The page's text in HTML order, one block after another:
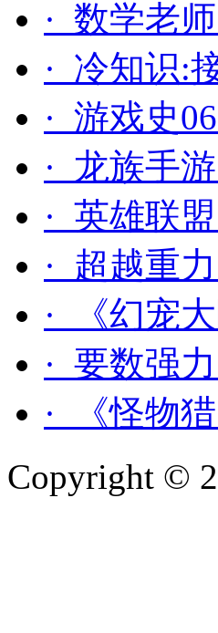
· 数学老
· 冷知识:
· 游戏史
· 龙族手
· 英雄联
· 超越重
· 《幻宠
· 要数强
· 《怪物
Copyright ©